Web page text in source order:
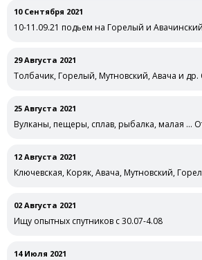
10 Сентября 2021
10-11.09.21 подьем на Горелый и
29 Августа 2021
Толбачик, Горелый, Мутновский, Авача и
25 Августа 2021
Вулканы, пещеры, сплав, рыбалка, малая …
12 Августа 2021
Ключевская, Коряк, Авача, Мутновский,
02 Августа 2021
Ищу опытных спутников с 30.07-4.08
14 Июля 2021